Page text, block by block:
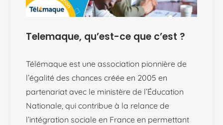
Telemaque, qu’est-ce que c’est ?
Télémaque est une association pionnière de
l’égalité des chances créée en 2005 en
partenariat avec le ministère de l’Éducation
Nationale, qui contribue à la relance de
l’intégration sociale en France en permettant